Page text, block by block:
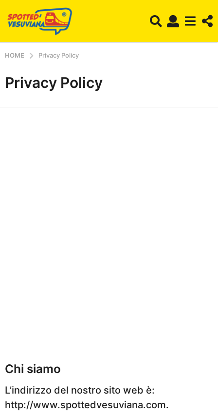
HOME Privacy Policy
Privacy Policy
Chi siamo
L’indirizzo del nostro sito web è:
http://www.spottedvesuviana.com.